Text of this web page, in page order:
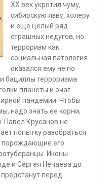
XX век укротил чуму,
сибирскую язву, холеру
и еще це­лый ряд
страшных недугов, но
терроризм как
социальная патология
оказался ему не по
бациллы терроризма
планеты и очаг
пан­демии. Чтобы
надо знать ее корни,
Павел Крусанов не
попытку разобраться
порождающие его
Иконы
и Сергея Нечаева до
перед